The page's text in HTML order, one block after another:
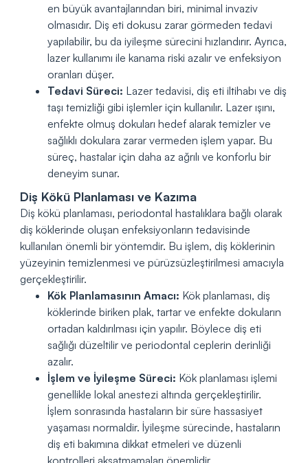
en büyük avantajlarından biri, minimal invaziv
olmasıdır. Diş eti dokusu zarar görmeden tedavi
yapılabilir, bu da iyileşme sürecini hızlandırır. Ayrıca,
lazer kullanımı ile kanama riski azalır ve enfeksiyon
oranları düşer.
Tedavi Süreci: Lazer tedavisi, diş eti iltihabı ve diş
taşı temizliği gibi işlemler için kullanılır. Lazer ışını,
enfekte olmuş dokuları hedef alarak temizler ve
sağlıklı dokulara zarar vermeden işlem yapar. Bu
süreç, hastalar için daha az ağrılı ve konforlu bir
deneyim sunar.
Diş Kökü Planlaması ve Kazıma
Diş kökü planlaması, periodontal hastalıklara bağlı olarak
diş köklerinde oluşan enfeksiyonların tedavisinde
kullanılan önemli bir yöntemdir. Bu işlem, diş köklerinin
yüzeyinin temizlenmesi ve pürüzsüzleştirilmesi amacıyla
gerçekleştirilir.
Kök Planlamasının Amacı: Kök planlaması, diş
köklerinde biriken plak, tartar ve enfekte dokuların
ortadan kaldırılması için yapılır. Böylece diş eti
sağlığı düzeltilir ve periodontal ceplerin derinliği
azalır.
İşlem ve İyileşme Süreci: Kök planlaması işlemi
genellikle lokal anestezi altında gerçekleştirilir.
İşlem sonrasında hastaların bir süre hassasiyet
yaşaması normaldir. İyileşme sürecinde, hastaların
diş eti bakımına dikkat etmeleri ve düzenli
kontrolleri aksatmamaları önemlidir.